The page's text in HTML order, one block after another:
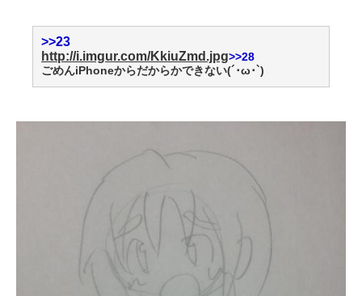
>>23
http://i.imgur.com/KkiuZmd.jpg>>28
ごめんiPhoneからだからかできない(´･ω･`)